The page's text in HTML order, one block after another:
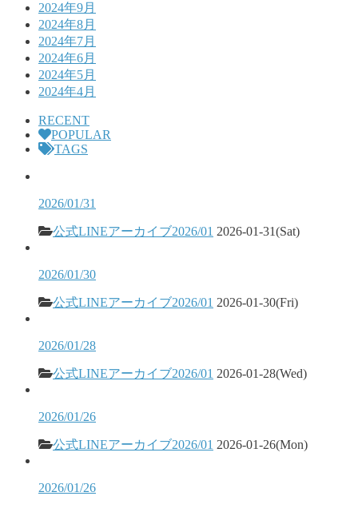
2024年9月
2024年8月
2024年7月
2024年6月
2024年5月
2024年4月
RECENT
POPULAR
TAGS
2026/01/31
公式LINEアーカイブ2026/01 2026-01-31(Sat)
2026/01/30
公式LINEアーカイブ2026/01 2026-01-30(Fri)
2026/01/28
公式LINEアーカイブ2026/01 2026-01-28(Wed)
2026/01/26
公式LINEアーカイブ2026/01 2026-01-26(Mon)
2026/01/26